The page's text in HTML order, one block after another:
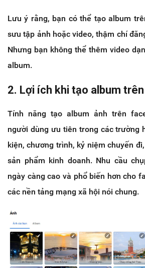
Lưu ý rằng, bạn có thể tạo album
sưu tập ảnh hoặc video, thậm chí
Nhưng bạn không thể thêm video
album.
2. Lợi ích khi tạo album
Tính năng tạo album ảnh trên
người dùng ưu tiên trong các trường
kiện, chương trình, kỷ niệm chuyến
sản phẩm kinh doanh. Nhu cầu
ngày càng cao và phổ biến hơn cho
các nền tảng mạng xã hội nói chung.